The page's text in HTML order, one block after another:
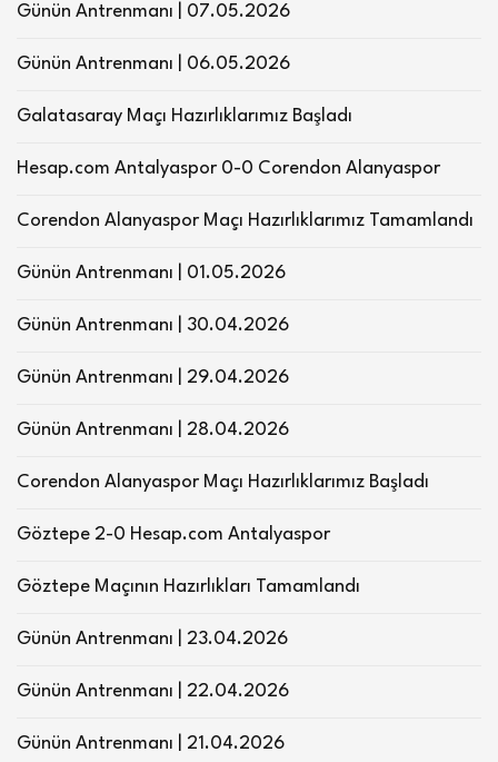
Günün Antrenmanı | 07.05.2026
Günün Antrenmanı | 06.05.2026
Galatasaray Maçı Hazırlıklarımız Başladı
Hesap.com Antalyaspor 0-0 Corendon Alanyaspor
Corendon Alanyaspor Maçı Hazırlıklarımız Tamamlandı
Günün Antrenmanı | 01.05.2026
Günün Antrenmanı | 30.04.2026
Günün Antrenmanı | 29.04.2026
Günün Antrenmanı | 28.04.2026
Corendon Alanyaspor Maçı Hazırlıklarımız Başladı
Göztepe 2-0 Hesap.com Antalyaspor
Göztepe Maçının Hazırlıkları Tamamlandı
Günün Antrenmanı | 23.04.2026
Günün Antrenmanı | 22.04.2026
Günün Antrenmanı | 21.04.2026